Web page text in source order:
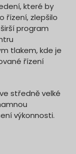
které by
řízení, zlepšilo
program
tlakem, kde je
řízení
středně velké
výkonnosti.